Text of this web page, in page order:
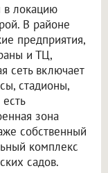
в локацию
В районе
предприятия,
и ТЦ,
сеть включает
стадионы,
зона
собственный
комплекс
садов.